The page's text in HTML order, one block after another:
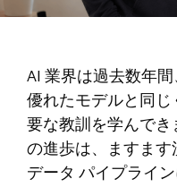
AI 業界は過去数年
優れたモデルと同
要な教訓を学んで
の進歩は、ますま
データ パイプライ